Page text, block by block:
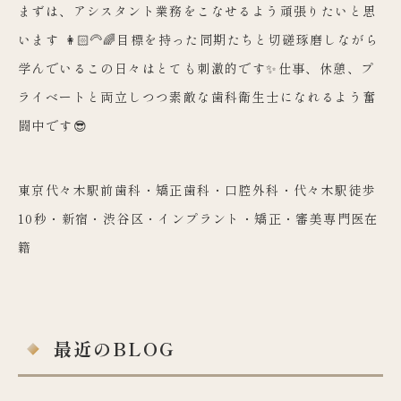
まずは、アシスタント業務をこなせるよう頑張りたいと思
います 👩🏻‍🦳🌈目標を持った同期たちと切磋琢磨しながら
学んでいるこの日々はとても刺激的です✨仕事、休憩、プ
ライベートと両立しつつ素敵な歯科衛生士になれるよう奮
闘中です😎
東京代々木駅前歯科・矯正歯科・口腔外科・代々木駅徒歩
10秒・新宿・渋谷区・インプラント・矯正・審美専門医在
籍
最近のBLOG